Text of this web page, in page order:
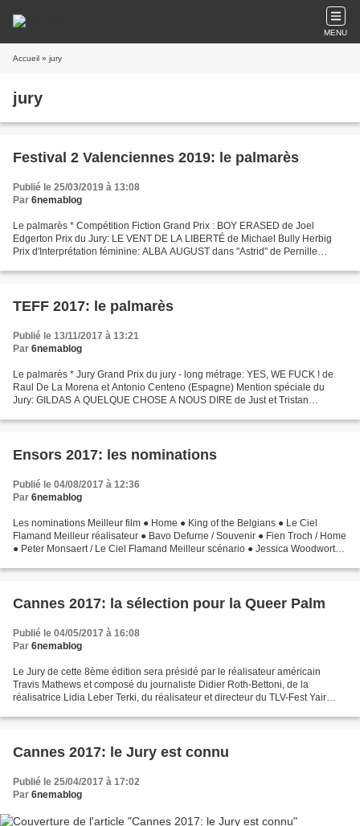
MENU
Accueil » jury
jury
Festival 2 Valenciennes 2019: le palmarès
Publié le 25/03/2019 à 13:08
Par 6nemablog
Le palmarès * Compétition Fiction Grand Prix : BOY ERASED de Joel
Edgerton Prix du Jury: LE VENT DE LA LIBERTÉ de Michael Bully Herbig
Prix d'Interprétation féminine: ALBA AUGUST dans "Astrid" de Pernille
TEFF 2017: le palmarès
Publié le 13/11/2017 à 13:21
Par 6nemablog
Le palmarès * Jury Grand Prix du jury - long métrage: YES, WE FUCK ! de
Raul De La Morena et Antonio Centeno (Espagne) Mention spéciale du
Jury: GILDAS A QUELQUE CHOSE A NOUS DIRE de Just et Tristan
Ensors 2017: les nominations
Publié le 04/08/2017 à 12:36
Par 6nemablog
Les nominations Meilleur film ● Home ● King of the Belgians ● Le Ciel
Flamand Meilleur réalisateur ● Bavo Defurne / Souvenir ● Fien Troch / Home
● Peter Monsaert / Le Ciel Flamand Meilleur scénario ● Jessica Woodworth
Cannes 2017: la sélection pour la Queer Palm
Publié le 04/05/2017 à 16:08
Par 6nemablog
Le Jury de cette 8ème édition sera présidé par le réalisateur américain
Travis Mathews et composé du journaliste Didier Roth-Bettoni, de la
réalisatrice Lidia Leber Terki, du réalisateur et directeur du TLV-Fest Yair
Cannes 2017: le Jury est connu
Publié le 25/04/2017 à 17:02
Par 6nemablog